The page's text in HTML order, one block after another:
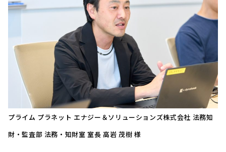
プライム プラネット エナジー＆ソリューションズ株式会社 法務知
財・監査部 法務・知財室 室長 高岩 茂樹 様